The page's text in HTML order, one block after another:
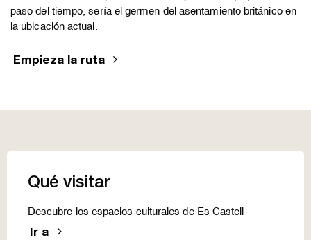
paso del tiempo, sería el germen del asentamiento británico en
la ubicación actual.
Empieza la ruta
Qué visitar
Descubre los espacios culturales de Es Castell
Ir a